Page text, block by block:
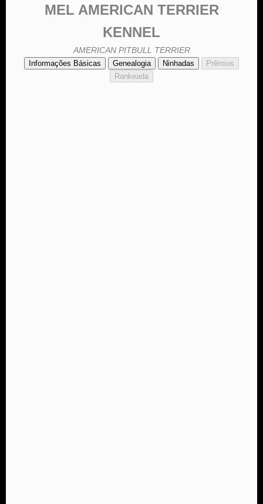
MEL AMERICAN TERRIER
KENNEL
AMERICAN PITBULL TERRIER
Informações Básicas Genealogia Ninhadas
Prêmios
Rankeada